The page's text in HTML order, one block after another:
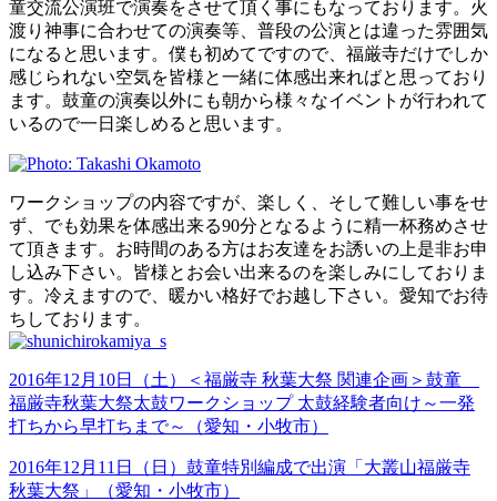
童交流公演班で演奏をさせて頂く事にもなっております。火
渡り神事に合わせての演奏等、普段の公演とは違った雰囲気
になると思います。僕も初めてですので、福厳寺だけでしか
感じられない空気を皆様と一緒に体感出来ればと思っており
ます。鼓童の演奏以外にも朝から様々なイベントが行われて
いるので一日楽しめると思います。
ワークショップの内容ですが、楽しく、そして難しい事をせ
ず、でも効果を体感出来る90分となるように精一杯務めさせ
て頂きます。お時間のある方はお友達をお誘いの上是非お申
し込み下さい。皆様とお会い出来るのを楽しみにしておりま
す。冷えますので、暖かい格好でお越し下さい。愛知でお待
ちしております。
2016年12月10日（土）
＜福厳寺 秋葉大祭 関連企画＞鼓童
福厳寺秋葉大祭太鼓ワークショップ 太鼓経験者向け～一発
打ちから早打ちまで～（愛知・小牧市）
2016年12月11日（日） 鼓童特別編成で出演「大叢山福厳寺
秋葉大祭」（愛知・小牧市）